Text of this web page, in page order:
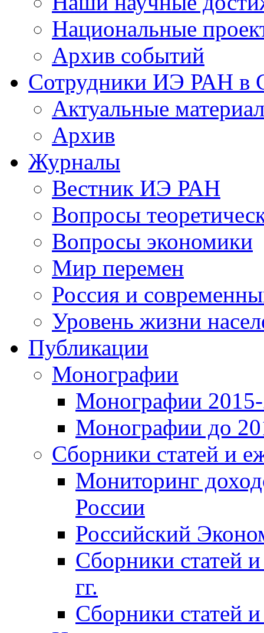
Национальные
Архив событий
Сотрудники ИЭ РАН
Актуальные
Архив
Журналы
Вестник ИЭ РАН
Вопросы
Вопросы экономики
Мир перемен
Россия и
Уровень жизни
Публикации
Монографии
Монографии 2015-
Монографии до
Сборники статей и
Мониторинг
России
Российский
Сборники статей
гг.
Сборники статей